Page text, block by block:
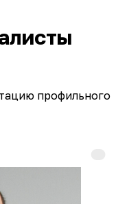
профильного